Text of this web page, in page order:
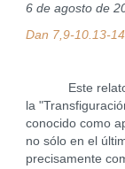
6 de agosto de
Dan 7,9-10.13-
Este relato
la
conocido como
no sólo en el
precisamente